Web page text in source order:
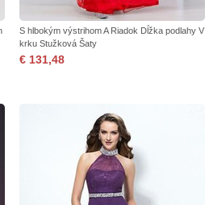
S hlbokým výstrihom A Riadok Dĺžka podlahy V
krku Stužková Šaty
€ 131,48